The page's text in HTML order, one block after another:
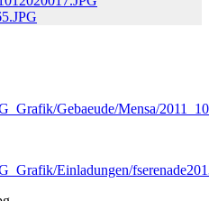
Gebaeude/Mensa/
Einladungen/